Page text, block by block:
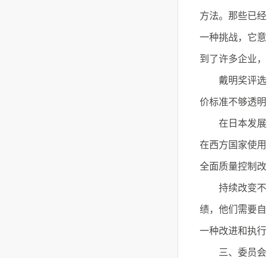
方法。那些已
一种挑战，它
到了许多企业
戴明奖评选过
价标准不够透
在日本发展起
在西方国家使
全面质量控制
持续改变不是
绩，他们需要
一种改进和执
三、委员会